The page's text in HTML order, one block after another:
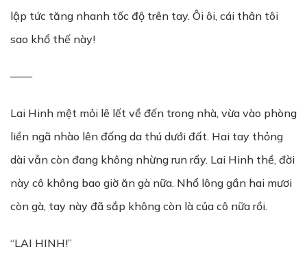
lập tức tăng nhanh tốc độ trên tay. Ôi ôi, cái thân tôi
sao khổ thế này!
——
Lai Hinh mệt mỏi lê lết về đến trong nhà, vừa vào phòng
liền ngã nhào lên đống da thú dưới đất. Hai tay thỏng
dài vẫn còn đang không nhừng run rẩy. Lai Hinh thề, đời
này cô không bao giờ ăn gà nữa. Nhổ lông gần hai mươi
còn gà, tay này đã sắp không còn là của cô nữa rồi.
“LAI HINH!”